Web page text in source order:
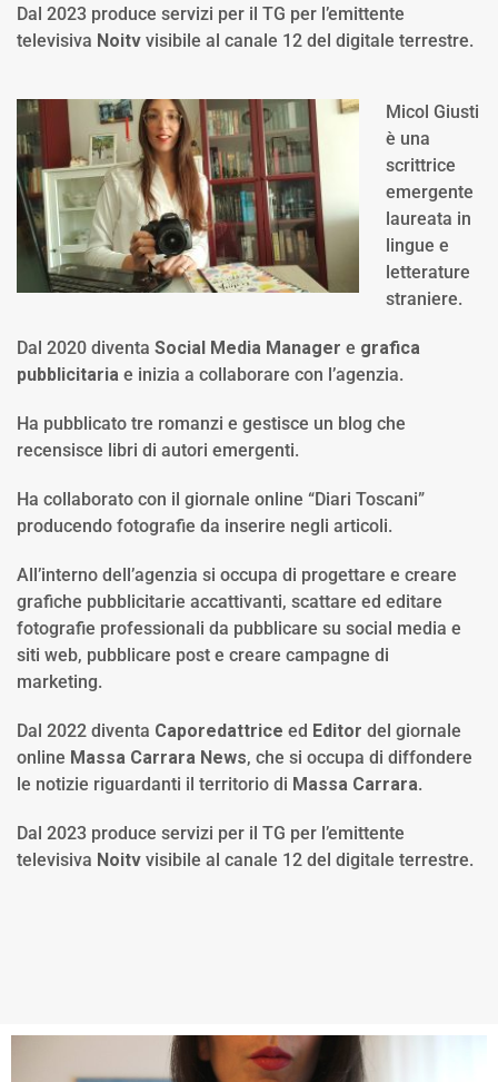
Dal 2023 produce servizi per il TG per l’emittente
televisiva Noitv visibile al canale 12 del digitale terrestre.
Micol Giusti
è una
scrittrice
emergente
laureata in
lingue e
letterature
straniere.
Dal 2020 diventa Social Media Manager e grafica
pubblicitaria e inizia a collaborare con l’agenzia.
Ha pubblicato tre romanzi e gestisce un blog che
recensisce libri di autori emergenti.
Ha collaborato con il giornale online “Diari Toscani”
producendo fotografie da inserire negli articoli.
All’interno dell’agenzia si occupa di progettare e creare
grafiche pubblicitarie accattivanti, scattare ed editare
fotografie professionali da pubblicare su social media e
siti web, pubblicare post e creare campagne di
marketing.
Dal 2022 diventa Caporedattrice ed Editor del giornale
online Massa Carrara News, che si occupa di diffondere
le notizie riguardanti il territorio di Massa Carrara.
Dal 2023 produce servizi per il TG per l’emittente
televisiva Noitv visibile al canale 12 del digitale terrestre.